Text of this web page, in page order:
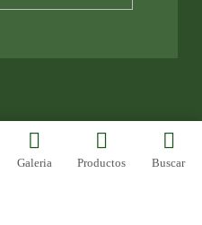
Galeria Productos Buscar